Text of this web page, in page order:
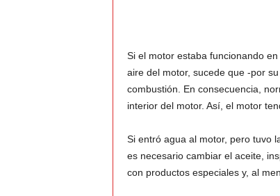
Si el motor estaba funcionando
aire del motor, sucede que -por
combustión. En consecuencia,
interior del motor. Así, el motor
Si entró agua al motor, pero tuvo
es necesario cambiar el aceite,
con productos especiales y, al